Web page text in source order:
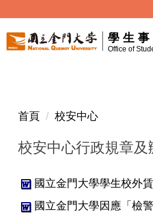
主
學生
Office of
首頁 校安中心
校安中心行政規章及
國立金門大學學生校外
國立金門大學因應「檢